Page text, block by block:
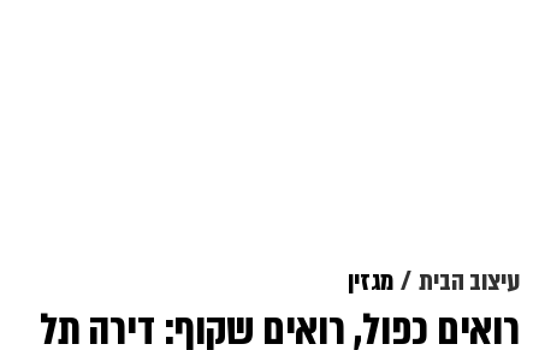
עיצוב הבית מגזין
רואים כפול, רואים שקוף: דירה תל